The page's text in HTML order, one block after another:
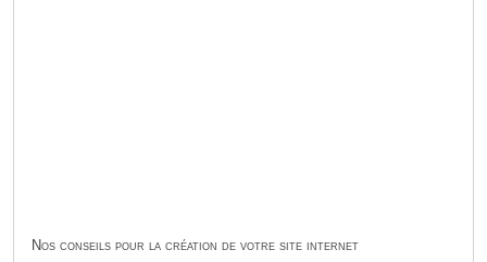
Nos conseils pour la création de votre site internet